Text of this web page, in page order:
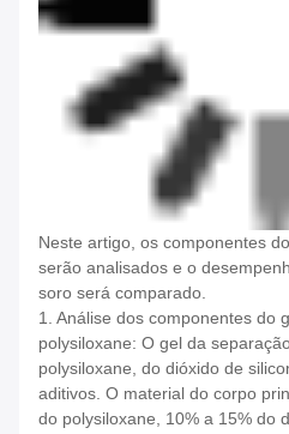
Neste artigo, os componentes
serão analisados e o
soro será comparado.
1. Análise dos componentes do
polysiloxane: O gel da
polysiloxane, do dióxido de
aditivos. O material do corpo
do polysiloxane, 10% a 15% do